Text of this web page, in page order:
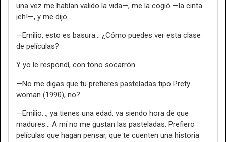
una vez me habían valido la vida—, me la cogió —la cinta
¡eh!—, y me dijo…
—Emilio, esto es basura… ¿Cómo puedes ver esta clase
de películas?
Y yo le respondí, con tono socarrón…
—No me digas que tu prefieres pasteladas tipo Prety
woman (1990), no?
—Emilio…, ya tienes una edad, va siendo hora de que
madures… A mí no me gustan las pasteladas. Prefiero
películas que hagan pensar, que te cuenten una historia